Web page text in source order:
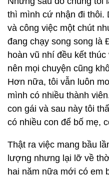
thì mình cứ nhận đi thôi.
và công việc một chút
đang chạy song song là
hoàn vũ nhí đều kết
nên mọi chuyện cũng
Hơn nữa, tôi vẫn luôn
mình có nhiều thành
con gái và sau này tôi
có nhiều con để bố mẹ,
Thật ra việc mang bầu
lượng nhưng lại lỡ về
hai năm nữa mới có em